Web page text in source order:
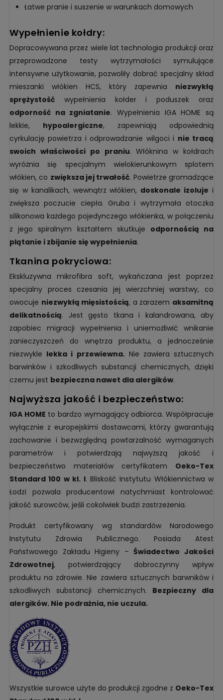
Łatwe pranie i suszenie w warunkach domowych
wypełnienie kołdry:
Dopracowywana przez wiele lat technologia produkcji oraz
przeprowadzone testy wytrzymałości symulujące
intensywne użytkowanie, pozwoliły dobrać specjalny skład
mieszanki włókien HCS, który zapewnia niezwykłą
sprężystość wypełnienia kołder i poduszek oraz
odporność na zgniatanie. Wypełnienia IGA HOME są
lekkie, hypoalergiczne, zapewniają odpowiednią
cyrkulację powietrza i odprowadzanie wilgoci i nie tracą
swoich właściwości po praniu. Włóknina w kołdrach
wyróżnia się specjalnym wielokierunkowym splotem
włókien, co zwiększa jej trwałość. Powietrze gromadzące
się w kanalikach, wewnątrz włókien, doskonale izoluje i
zwiększa poczucie ciepła. Gruba i wytrzymała otoczka
silikonowa każdego pojedynczego włókienka, w połączeniu
z jego spiralnym kształtem skutkuje odpornością na
plątanie i zbijanie się wypełnienia.
tkanina pokryciowa:
Ekskluzywna mikrofibra soft, wykańczana jest poprzez
specjalny proces czesania jej wierzchniej warstwy, co
owocuje niezwykłą mięsistością, a zarazem aksamitną
delikatnością. Jest gęsto tkana i kalandrowana, aby
zapobiec migracji wypełnienia i uniemożliwić wnikanie
zanieczyszczeń do wnętrza produktu, a jednocześnie
niezwykle lekka i przewiewna.Nie zawiera sztucznych
barwinków i szkodliwych substancji chemicznych, dzięki
czemu jest bezpieczna nawet dla alergików.
najwyższa jakość i bezpieczeństwo:
IGA HOME to bardzo wymagający odbiorca. Współpracuje
wyłącznie z europejskimi dostawcami, którzy gwarantują
zachowanie i bezwzględną powtarzalność wymaganych
parametrów i potwierdzają najwyższą jakość i
bezpieczeństwo materiałów certyfikatem Oeko-Tex
Standard 100 w kl. I. Bliskość Instytutu Włókiennictwa w
Łodzi pozwala producentowi natychmiast kontrolować
jakość surowców, jeśli cokolwiek budzi zastrzeżenia.
Produkt certyfikowany wg standardów Narodowego
Instytutu Zdrowia Publicznego. Posiada Atest
Państwowego Zakładu Higieny –Świadectwo Jakości
Zdrowotnej, potwierdzający dobroczynny wpływ
produktu na zdrowie. Nie zawiera sztucznych barwników i
szkodliwych substancji chemicznych. Bezpieczny dla
alergików. Nie podrażnia, nie uczula.
Wszystkie surowce użyte do produkcji zgodne z Oeko-Tex